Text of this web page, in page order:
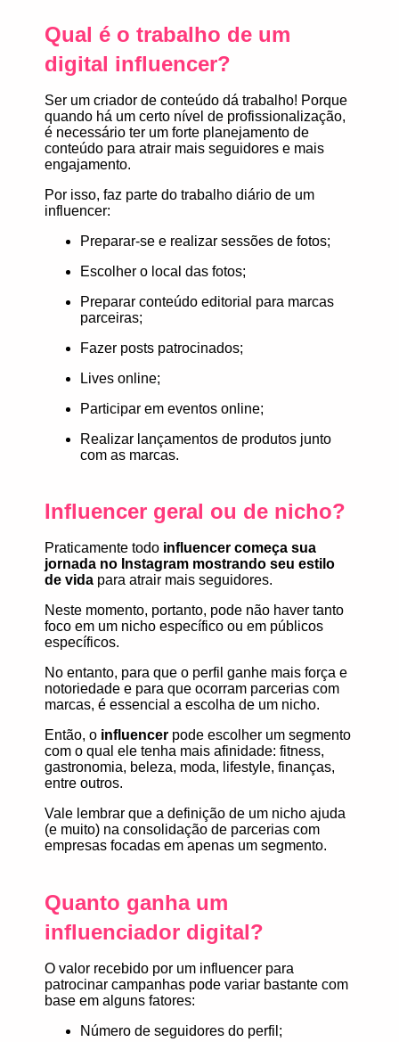
Qual é o trabalho de um
digital influencer?
Ser um criador de conteúdo dá trabalho! Porque
quando há um certo nível de profissionalização,
é necessário ter um forte planejamento de
conteúdo para atrair mais seguidores e mais
engajamento.
Por isso, faz parte do trabalho diário de um
influencer:
Preparar-se e realizar sessões de fotos;
Escolher o local das fotos;
Preparar conteúdo editorial para marcas
parceiras;
Fazer posts patrocinados;
Lives online;
Participar em eventos online;
Realizar lançamentos de produtos junto
com as marcas.
Influencer geral ou de nicho?
Praticamente todo influencer começa sua
jornada no Instagram mostrando seu estilo
de vida para atrair mais seguidores.
Neste momento, portanto, pode não haver tanto
foco em um nicho específico ou em públicos
específicos.
No entanto, para que o perfil ganhe mais força e
notoriedade e para que ocorram parcerias com
marcas, é essencial a escolha de um nicho.
Então, o influencer pode escolher um segmento
com o qual ele tenha mais afinidade: fitness,
gastronomia, beleza, moda, lifestyle, finanças,
entre outros.
Vale lembrar que a definição de um nicho ajuda
(e muito) na consolidação de parcerias com
empresas focadas em apenas um segmento.
Quanto ganha um
influenciador digital?
O valor recebido por um influencer para
patrocinar campanhas pode variar bastante com
base em alguns fatores:
Número de seguidores do perfil;